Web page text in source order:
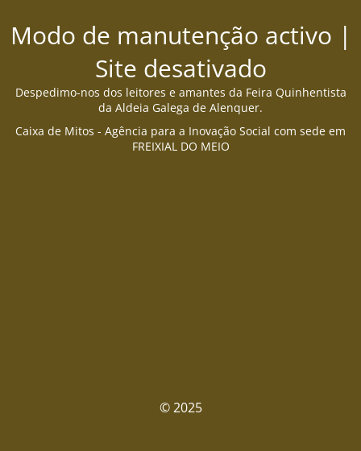
Modo de manutenção activo |
Site desativado
Despedimo-nos dos leitores e amantes da Feira Quinhentista
da Aldeia Galega de Alenquer.
Caixa de Mitos - Agência para a Inovação Social com sede em
FREIXIAL DO MEIO
© 2025